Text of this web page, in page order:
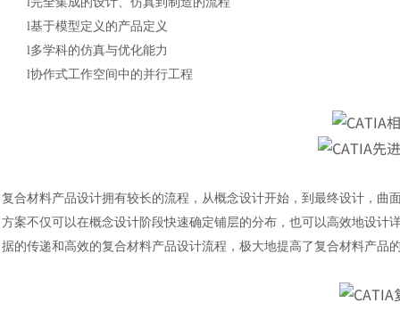
l基于模型定义的产品定义
l多学科的仿真与优化能力
l协作式工作空间中的并行工程
复合材料产品设计拥有较长的流程，从概念设计开始，到最终设计，
方案不仅可以在概念设计阶段快速确定铺层的分布，也可以高效地设
据的传递和高效的复合材料产品设计流程，极大地提高了复合材料产品